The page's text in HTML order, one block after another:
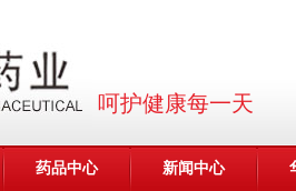
呵护健康每一天
药品中心 新闻中心